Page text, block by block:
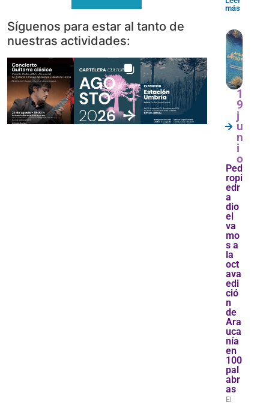
Síguenos para estar al tanto de
nuestras actividades:
más
1
9
j
u
n
i
o
Ped
ropi
edr
a
dio
el
va
mo
s a
la
oct
ava
edi
ció
n
de
Ara
uca
nía
en
100
pal
abr
as
El